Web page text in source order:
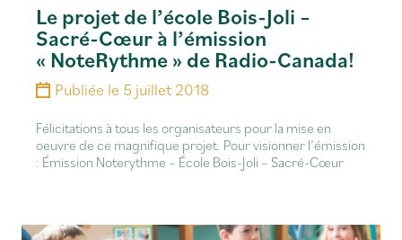
Le projet de l’école Bois-Joli –
Sacré-Cœur à l’émission
« NoteRythme » de Radio-Canada!
Publiée le 5 juillet 2018
Félicitations à tous les organisateurs pour la mise en
oeuvre de ce magnifique projet. Pour visionner l’émission
: Émission Noterythme – École Bois-Joli – Sacré-Cœur